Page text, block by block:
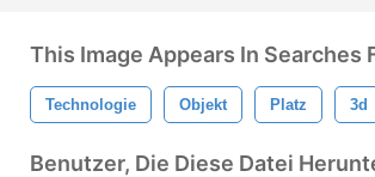
This Image Appears In Searches
Technologie Objekt Platz 3d
Benutzer, Die Diese Datei